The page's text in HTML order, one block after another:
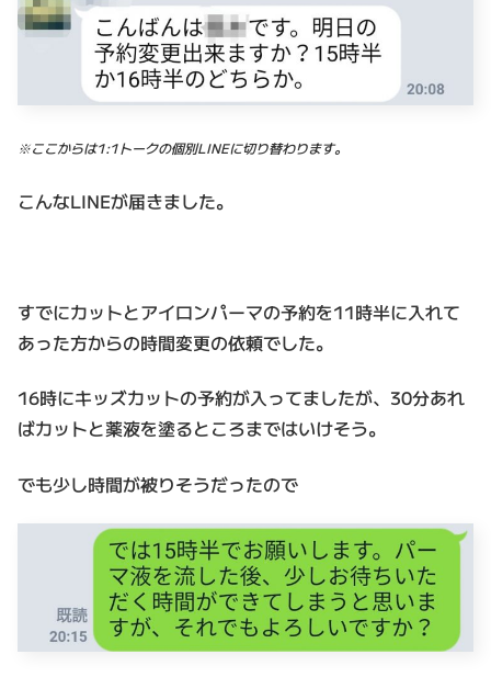
※ここからは1:1トークの個別LINEに切り替わります。
こんなLINEが届きました。
すでにカットとアイロンパーマの予約を11時半に入れて
あった方からの時間変更の依頼でした。
16時にキッズカットの予約が入ってましたが、30分あれ
ばカットと薬液を塗るところまではいけそう。
でも少し時間が被りそうだったので